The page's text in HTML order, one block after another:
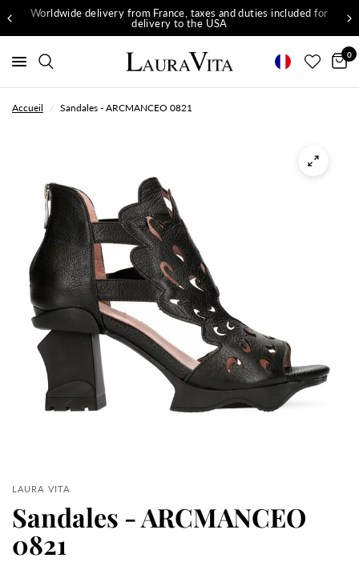
Worldwide delivery from France, taxes and duties included for
delivery to the USA
0
Accueil / Sandales - ARCMANCEO 0821
LAURA VITA
Sandales - ARCMANCEO
0821